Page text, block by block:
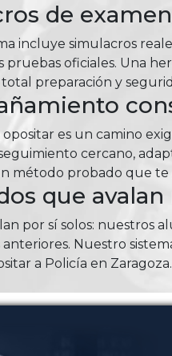
de
incluye simulacros
pruebas oficiales. Una
preparación y
opositar es un camino
cercano,
método probado que
que
por sí solos: nuestros
Nuestro
a Policía en Zaragoza.